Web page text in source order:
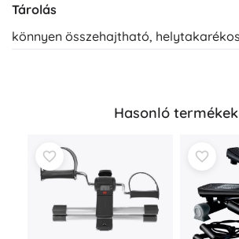
Tárolás
könnyen összehajtható, helytakarékos
Hasonló termékek